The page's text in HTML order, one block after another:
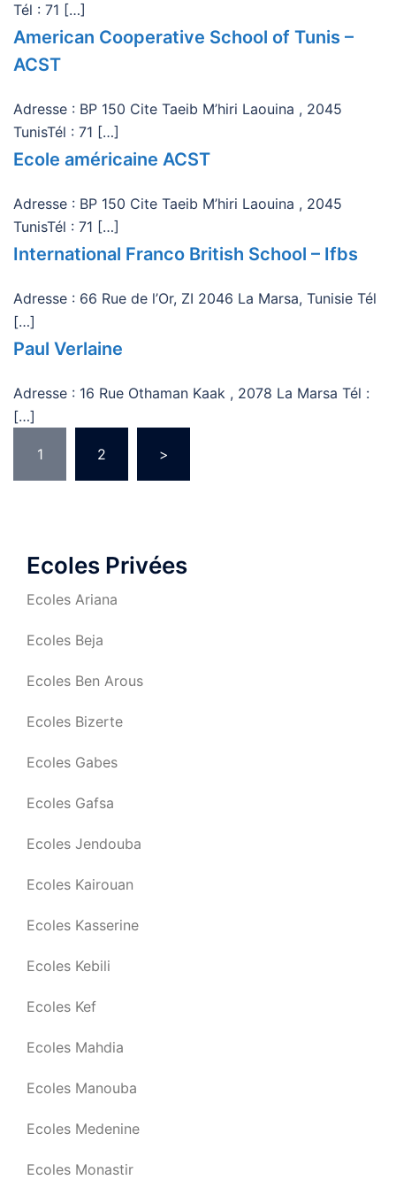
Tél : 71 […]
American Cooperative School of Tunis –
ACST
Adresse : BP 150 Cite Taeib M’hiri Laouina , 2045
TunisTél : 71 […]
Ecole américaine ACST
Adresse : BP 150 Cite Taeib M’hiri Laouina , 2045
TunisTél : 71 […]
International Franco British School – Ifbs
Adresse : 66 Rue de l’Or, ZI 2046 La Marsa, Tunisie Tél
[…]
Paul Verlaine
Adresse : 16 Rue Othaman Kaak , 2078 La Marsa Tél :
[…]
Pagination
1 2 >
Ecoles Privées
Ecoles Ariana
Ecoles Beja
Ecoles Ben Arous
Ecoles Bizerte
Ecoles Gabes
Ecoles Gafsa
Ecoles Jendouba
Ecoles Kairouan
Ecoles Kasserine
Ecoles Kebili
Ecoles Kef
Ecoles Mahdia
Ecoles Manouba
Ecoles Medenine
Ecoles Monastir